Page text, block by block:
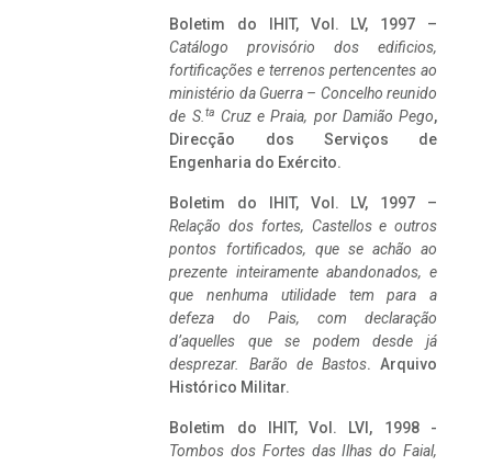
Boletim do IHIT, Vol. LV, 1997 –
Catálogo provisório dos edificios,
fortificações e terrenos pertencentes ao
ministério da Guerra – Concelho reunido
de S. ta Cruz e Praia, por Damião Pego,
Direcção dos Serviços de
Engenharia do Exército.
Boletim do IHIT, Vol. LV, 1997 –
Relação dos fortes, Castellos e outros
pontos fortificados, que se achão ao
prezente inteiramente abandonados, e
que nenhuma utilidade tem para a
defeza do Pais, com declaração
d’aquelles que se podem desde já
desprezar. Barão de Bastos. Arquivo
Histórico Militar.
Boletim do IHIT, Vol. LVI, 1998 -
Tombos dos Fortes das Ilhas do Faial,